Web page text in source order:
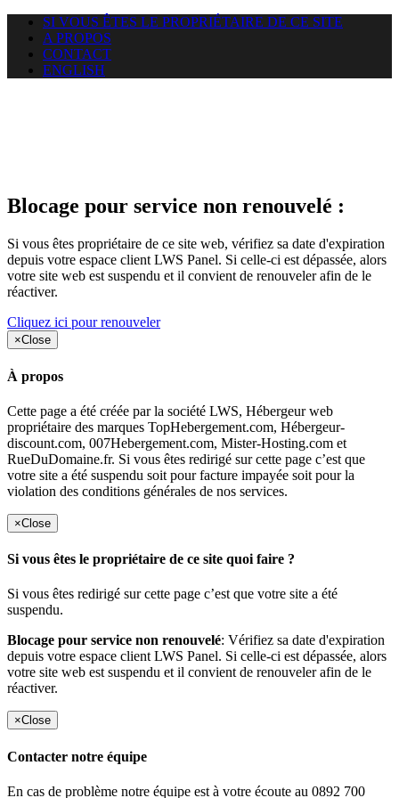
SI VOUS ÊTES LE PROPRIÉTAIRE DE CE SITE
A PROPOS
CONTACT
ENGLISH
Blocage pour service non renouvelé :
Si vous êtes propriétaire de ce site web, vérifiez sa date d'expiration
depuis votre espace client LWS Panel. Si celle-ci est dépassée, alors
votre site web est suspendu et il convient de renouveler afin de le
réactiver.
Cliquez ici pour renouveler
×Close
À propos
Cette page a été créée par la société LWS, Hébergeur web
propriétaire des marques TopHebergement.com, Hébergeur-
discount.com, 007Hebergement.com, Mister-Hosting.com et
RueDuDomaine.fr. Si vous êtes redirigé sur cette page c’est que
votre site a été suspendu soit pour facture impayée soit pour la
violation des conditions générales de nos services.
×Close
Si vous êtes le propriétaire de ce site quoi faire ?
Si vous êtes redirigé sur cette page c’est que votre site a été
suspendu.
Blocage pour service non renouvelé: Vérifiez sa date d'expiration
depuis votre espace client LWS Panel. Si celle-ci est dépassée, alors
votre site web est suspendu et il convient de renouveler afin de le
réactiver.
×Close
Contacter notre équipe
En cas de problème notre équipe est à votre écoute au 0892 700